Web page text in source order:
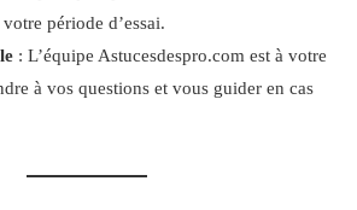
période d’essai.
: L’équipe Astucesdespro.com est à votre
à vos questions et vous guider en cas